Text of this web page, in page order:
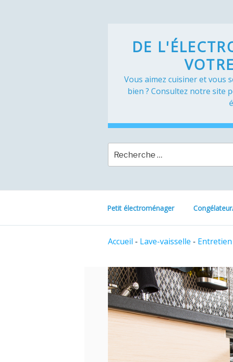
DE
Vous aimez cuisiner et vous
bien ? Consultez notre site
Petit électroménager
Accueil - Lave-vaisselle -